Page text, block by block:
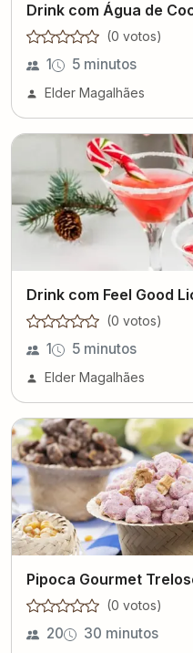
Drink com Água de
(0 votos)
1 5 minutos
Elder Magalhães
Drink com Feel Good
(0 votos)
1 5 minutos
Elder Magalhães
Pipoca Gourmet
(0 votos)
20 30 minutos